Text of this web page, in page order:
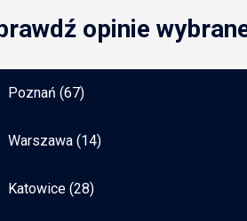
opinie
Poznań (67)
Warszawa (14)
Katowice (28)